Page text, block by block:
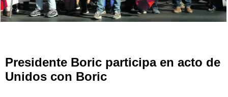
Presidente Boric participa en acto de
Unidos con Boric